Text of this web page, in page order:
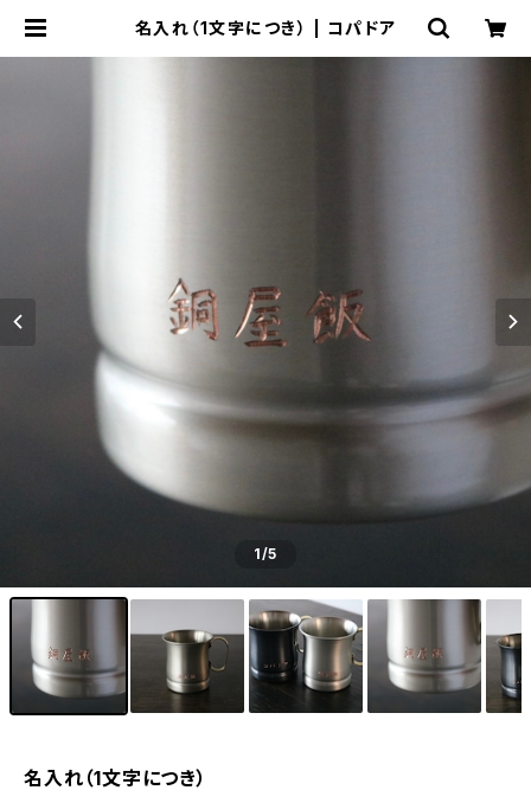
名入れ（1文字につき） | コパドア
1/5
名入れ（1文字につき）